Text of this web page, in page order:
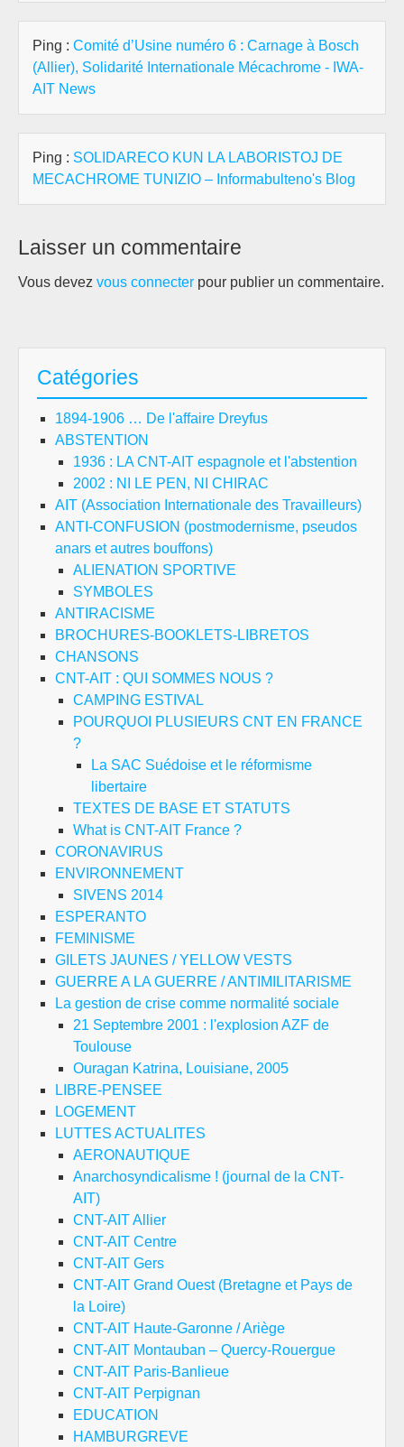
Ping : Comité d’Usine numéro 6 : Carnage à Bosch
(Allier), Solidarité Internationale Mécachrome - IWA-
AIT News
Ping : SOLIDARECO KUN LA LABORISTOJ DE
MECACHROME TUNIZIO – Informabulteno's Blog
Laisser un commentaire
Vous devez vous connecter pour publier un commentaire.
Catégories
1894-1906 … De l'affaire Dreyfus
ABSTENTION
1936 : LA CNT-AIT espagnole et l'abstention
2002 : NI LE PEN, NI CHIRAC
AIT (Association Internationale des Travailleurs)
ANTI-CONFUSION (postmodernisme, pseudos
anars et autres bouffons)
ALIENATION SPORTIVE
SYMBOLES
ANTIRACISME
BROCHURES-BOOKLETS-LIBRETOS
CHANSONS
CNT-AIT : QUI SOMMES NOUS ?
CAMPING ESTIVAL
POURQUOI PLUSIEURS CNT EN FRANCE
?
La SAC Suédoise et le réformisme
libertaire
TEXTES DE BASE ET STATUTS
What is CNT-AIT France ?
CORONAVIRUS
ENVIRONNEMENT
SIVENS 2014
ESPERANTO
FEMINISME
GILETS JAUNES / YELLOW VESTS
GUERRE A LA GUERRE / ANTIMILITARISME
La gestion de crise comme normalité sociale
21 Septembre 2001 : l'explosion AZF de
Toulouse
Ouragan Katrina, Louisiane, 2005
LIBRE-PENSEE
LOGEMENT
LUTTES ACTUALITES
AERONAUTIQUE
Anarchosyndicalisme ! (journal de la CNT-
AIT)
CNT-AIT Allier
CNT-AIT Centre
CNT-AIT Gers
CNT-AIT Grand Ouest (Bretagne et Pays de
la Loire)
CNT-AIT Haute-Garonne / Ariège
CNT-AIT Montauban – Quercy-Rouergue
CNT-AIT Paris-Banlieue
CNT-AIT Perpignan
EDUCATION
HAMBURGREVE